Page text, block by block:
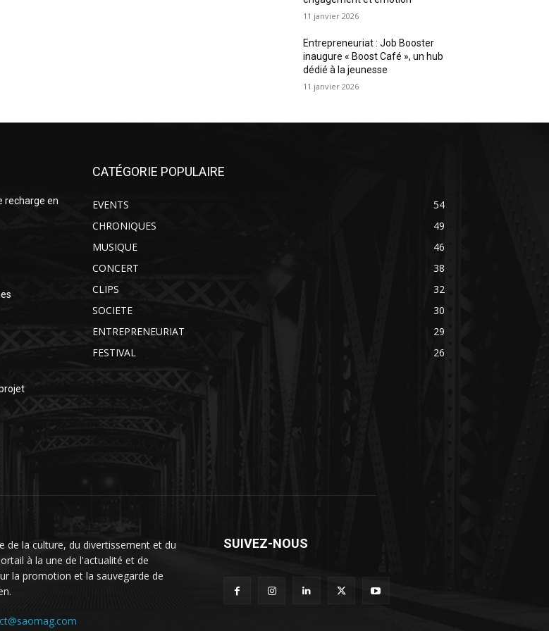
11 janvier 2026
Entrepreneuriat : Job Booster
inaugure « Boost Café », un hub
dédié à la jeunesse
11 janvier 2026
recharge en
CATÉGORIE POPULAIRE
EVENTS
54
CHRONIQUES
49
MUSIQUE
46
CONCERT
38
CLIPS
32
SOCIETE
30
ENTREPRENEURIAT
29
FESTIVAL
26
de la culture, du divertissement et du
à la une de l'actualité et de
la promotion et la sauvegarde de
SUIVEZ-NOUS